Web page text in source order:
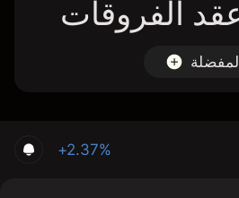
+2.37%